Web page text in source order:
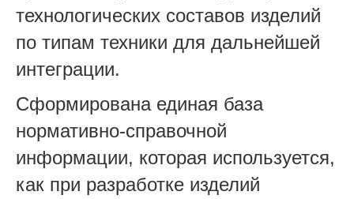
технологических составов изделий
по типам техники для дальнейшей
интеграции.
Сформирована единая база
нормативно-справочной
информации, которая используется,
как при разработке изделий